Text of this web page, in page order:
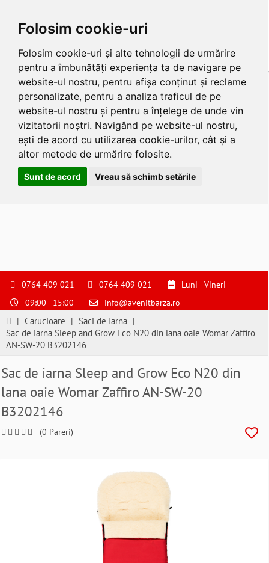
Folosim cookie-uri
Folosim cookie-uri și alte tehnologii de urmărire
pentru a îmbunătăți experiența ta de navigare pe
website-ul nostru, pentru afișa conținut și reclame
personalizate, pentru a analiza traficul de pe
website-ul nostru și pentru a înțelege de unde vin
vizitatorii noștri. Navigând pe website-ul nostru,
ești de acord cu utilizarea cookie-urilor, cât și a
altor metode de urmărire folosite.
Sunt de acord Vreau să schimb setările
S
pentru
suna
0764409021
a
comanda
telefonic
0764 409 021 0764 409 021
Luni - Vineri
09:00 - 15:00
info@avenitbarza.ro
| Carucioare | Saci de Iarna |
Sac de iarna Sleep and Grow Eco N20 din lana oaie Womar Zaffiro
AN-SW-20 B3202146
Sac de iarna Sleep and Grow Eco N20 din
lana oaie Womar Zaffiro AN-SW-20
B3202146
(0 Pareri)